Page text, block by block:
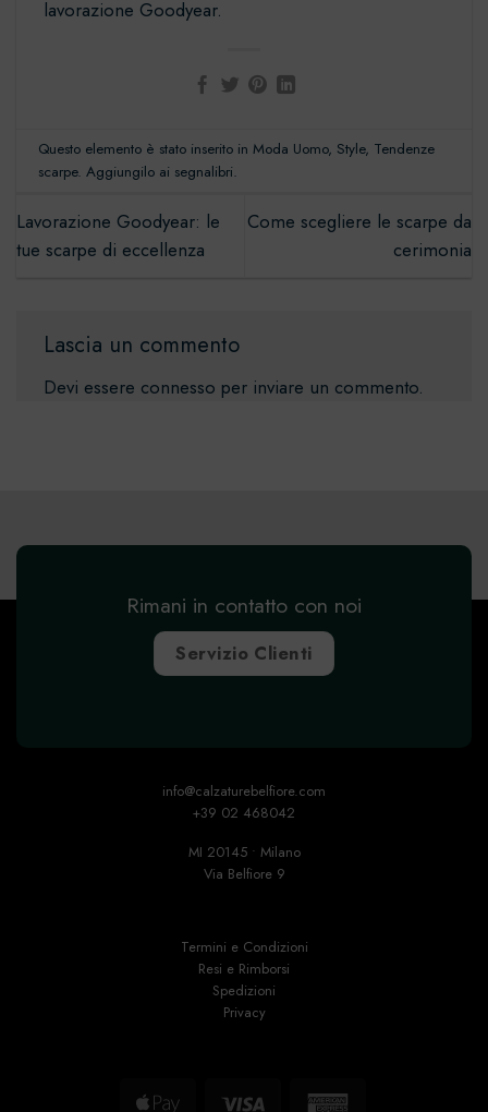
lavorazione Goodyear.
Questo elemento è stato inserito inModa Uomo, Style, Tendenze
scarpe. Aggiungilo ai segnalibri.
Lavorazione Goodyear: le
tue scarpe di eccellenza
Come scegliere le scarpe da
cerimonia
Lascia un commento
Devi essere connesso per inviare un commento.
Rimani in contatto con noi
Servizio Clienti
info@calzaturebelfiore.com
+39 02 468042
MI 20145 • Milano
Via Belfiore 9
Termini e Condizioni
Resi e Rimborsi
Spedizioni
Privacy